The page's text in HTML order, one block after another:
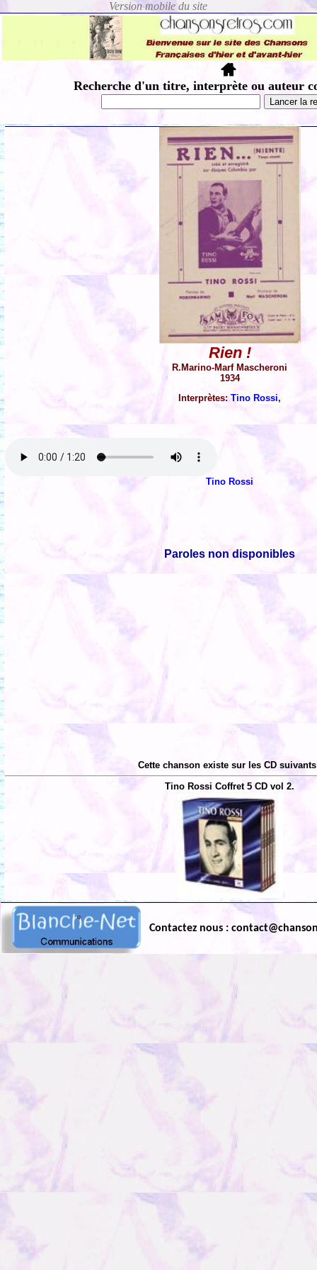
Recherche d'un titre, interprète ou auteur
Rien !
R.Marino-Marf Mascheroni
1934
Interprètes:Tino Rossi,
Tino Rossi
Paroles non disponibles
Cette chanson existe sur les CD
Tino Rossi Coffret 5 CD vol 2.
Contactez nous :